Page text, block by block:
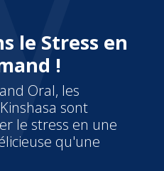
le Stress en
!
Oral, les
sont
le stress en une
qu'une